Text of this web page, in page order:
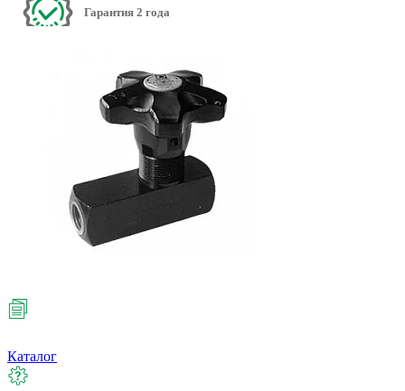
Гарантия 2 года
Каталог